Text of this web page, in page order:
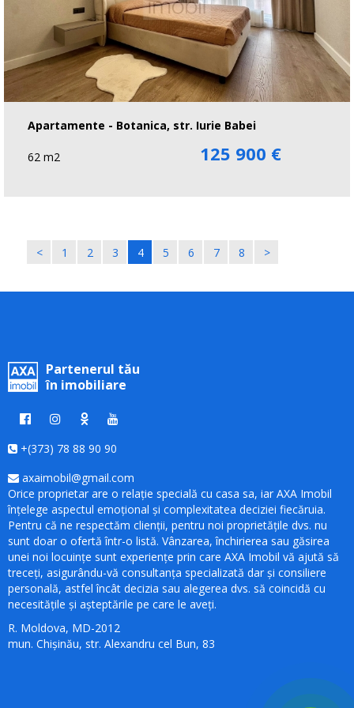
Apartamente - Botanica, str. Iurie Babei
62 m2 125 900 €
< 1 2 3 4 5 6 7 8 >
Partenerul tău
în imobiliare
+(373) 78 88 90 90
axaimobil@gmail.com
Orice proprietar are o relație specială cu casa sa, iar AXA Imobil
înțelege aspectul emoțional și complexitatea deciziei fiecăruia.
Pentru că ne respectăm clienții, pentru noi proprietățile dvs. nu
sunt doar o ofertă într-o listă. Vânzarea, închirierea sau găsirea
unei noi locuințe sunt experiențe prin care AXA Imobil vă ajută să
treceți, asigurându-vă consultanța specializată dar și consiliere
personală, astfel încât decizia sau alegerea dvs. să coincidă cu
necesitățile și așteptările pe care le aveți.
R. Moldova, MD-2012
mun. Chișinău, str. Alexandru cel Bun, 83